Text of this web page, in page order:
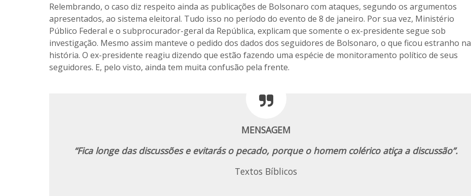
Relembrando, o caso diz respeito ainda as publicações de Bolsonaro com ataques, segundo os argumentos
apresentados, ao sistema eleitoral. Tudo isso no período do evento de 8 de janeiro. Por sua vez, Ministério
Público Federal e o subprocurador-geral da República, explicam que somente o ex-presidente segue sob
investigação. Mesmo assim manteve o pedido dos dados dos seguidores de Bolsonaro, o que ficou estranho na
história. O ex-presidente reagiu dizendo que estão fazendo uma espécie de monitoramento político de seus
seguidores. E, pelo visto, ainda tem muita confusão pela frente.
MENSAGEM
“Fica longe das discussões e evitarás o pecado, porque o homem colérico atiça a discussão”.
Textos Bíblicos